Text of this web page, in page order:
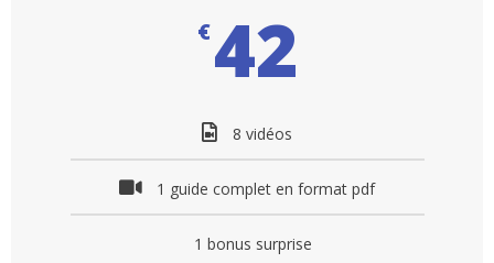
€42
8 vidéos
1 guide complet en format pdf
1 bonus surprise